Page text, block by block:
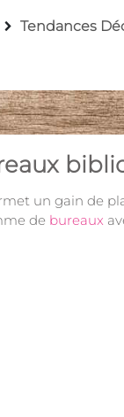
Tendances
un gain de
de bureaux